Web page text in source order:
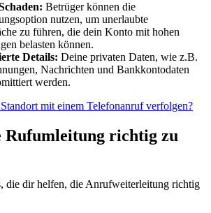
Betrüger können die
nutzen, um unerlaubte
zu führen, die dein Konto mit hohen
belasten können.
Details: Deine privaten Daten, wie z.B.
Nachrichten und Bankkontodaten
werden.
mit einem Telefonanruf verfolgen?
Rufumleitung richtig zu
die dir helfen, die Anrufweiterleitung richtig